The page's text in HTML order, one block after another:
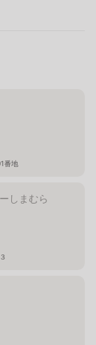
番地
しまむら